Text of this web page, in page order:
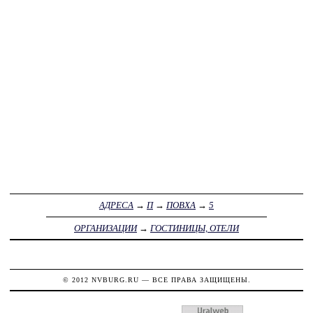
АДРЕСА → П→ ПОВХА → 5
ОРГАНИЗАЦИИ→ ГОСТИНИЦЫ, ОТЕЛИ
© 2012 NVBURG.RU — ВСЕ ПРАВА ЗАЩИЩЕНЫ.